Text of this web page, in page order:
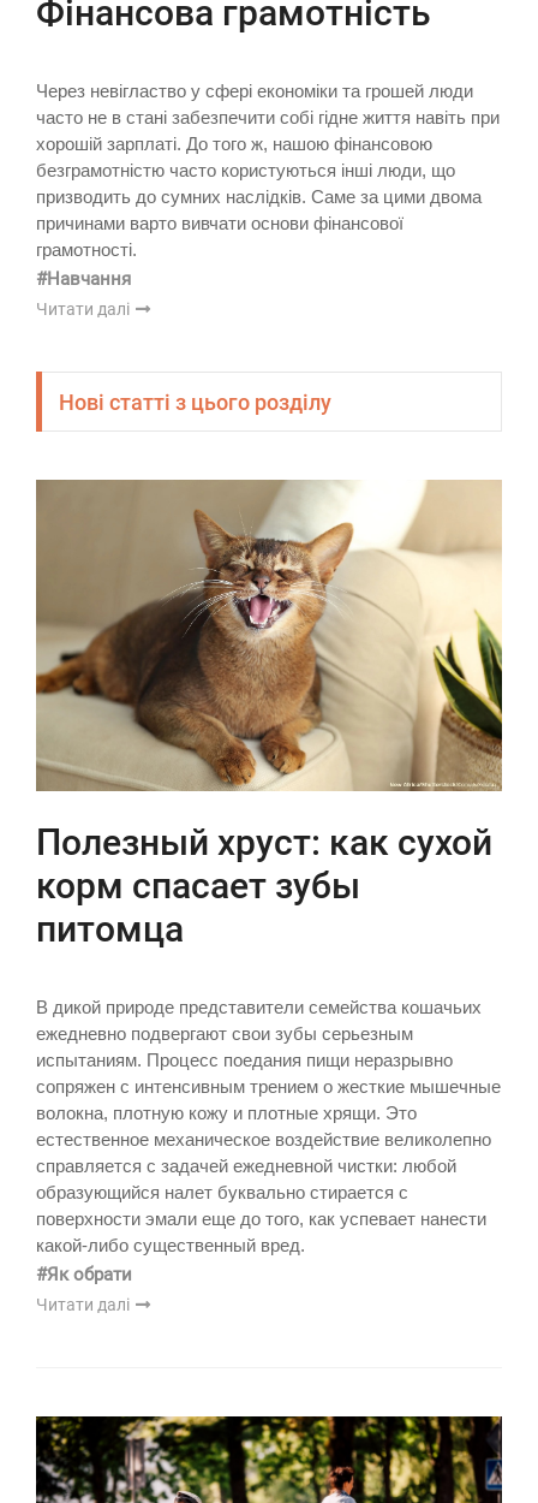
Фінансова грамотність
Через невігластво у сфері економіки та грошей люди
часто не в стані забезпечити собі гідне життя навіть при
хорошій зарплаті. До того ж, нашою фінансовою
безграмотністю часто користуються інші люди, що
призводить до сумних наслідків. Саме за цими двома
причинами варто вивчати основи фінансової
грамотності.
#Навчання
Читати далі
Нові статті з цього розділу
Полезный хруст: как сухой
корм спасает зубы
питомца
В дикой природе представители семейства кошачьих
ежедневно подвергают свои зубы серьезным
испытаниям. Процесс поедания пищи неразрывно
сопряжен с интенсивным трением о жесткие мышечные
волокна, плотную кожу и плотные хрящи. Это
естественное механическое воздействие великолепно
справляется с задачей ежедневной чистки: любой
образующийся налет буквально стирается с
поверхности эмали еще до того, как успевает нанести
какой-либо существенный вред.
#Як обрати
Читати далі